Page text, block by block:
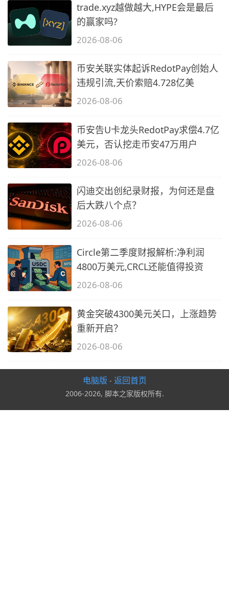
trade.xyz越做越大,HYPE会是最后
的赢家吗?
2026-08-06
币安关联实体起诉RedotPay创始人
违规引流,天价索赔4.728亿美
2026-08-06
币安告U卡龙头RedotPay求偿4.7亿
美元，否认挖走币安47万用户
2026-08-06
闪迪交出创纪录财报，为何还是盘
后大跌八个点？
2026-08-06
Circle第二季度财报解析:净利润
4800万美元,CRCL还能值得投资
2026-08-06
黄金突破4300美元关口，上涨趋势
重新开启？
2026-08-06
电脑版 - 返回首页
2006-2026, 脚本之家版权所有.